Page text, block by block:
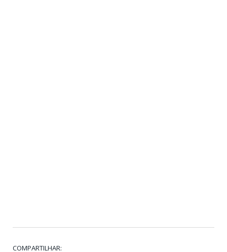
COMPARTILHAR: